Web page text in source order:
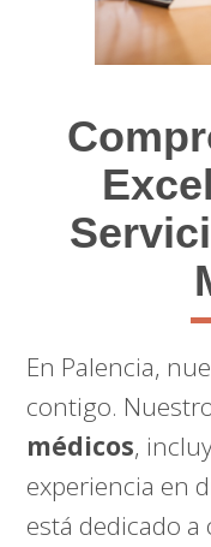
En Palencia,
contigo.
médicos,
experiencia en
está dedicado